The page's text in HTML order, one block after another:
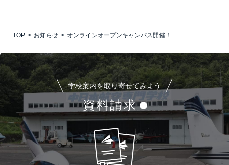
TOP お知らせ オンラインオープンキャンパス開催！
学校案内を取り寄せてみよう
資料請求